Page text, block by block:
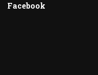
Facebook